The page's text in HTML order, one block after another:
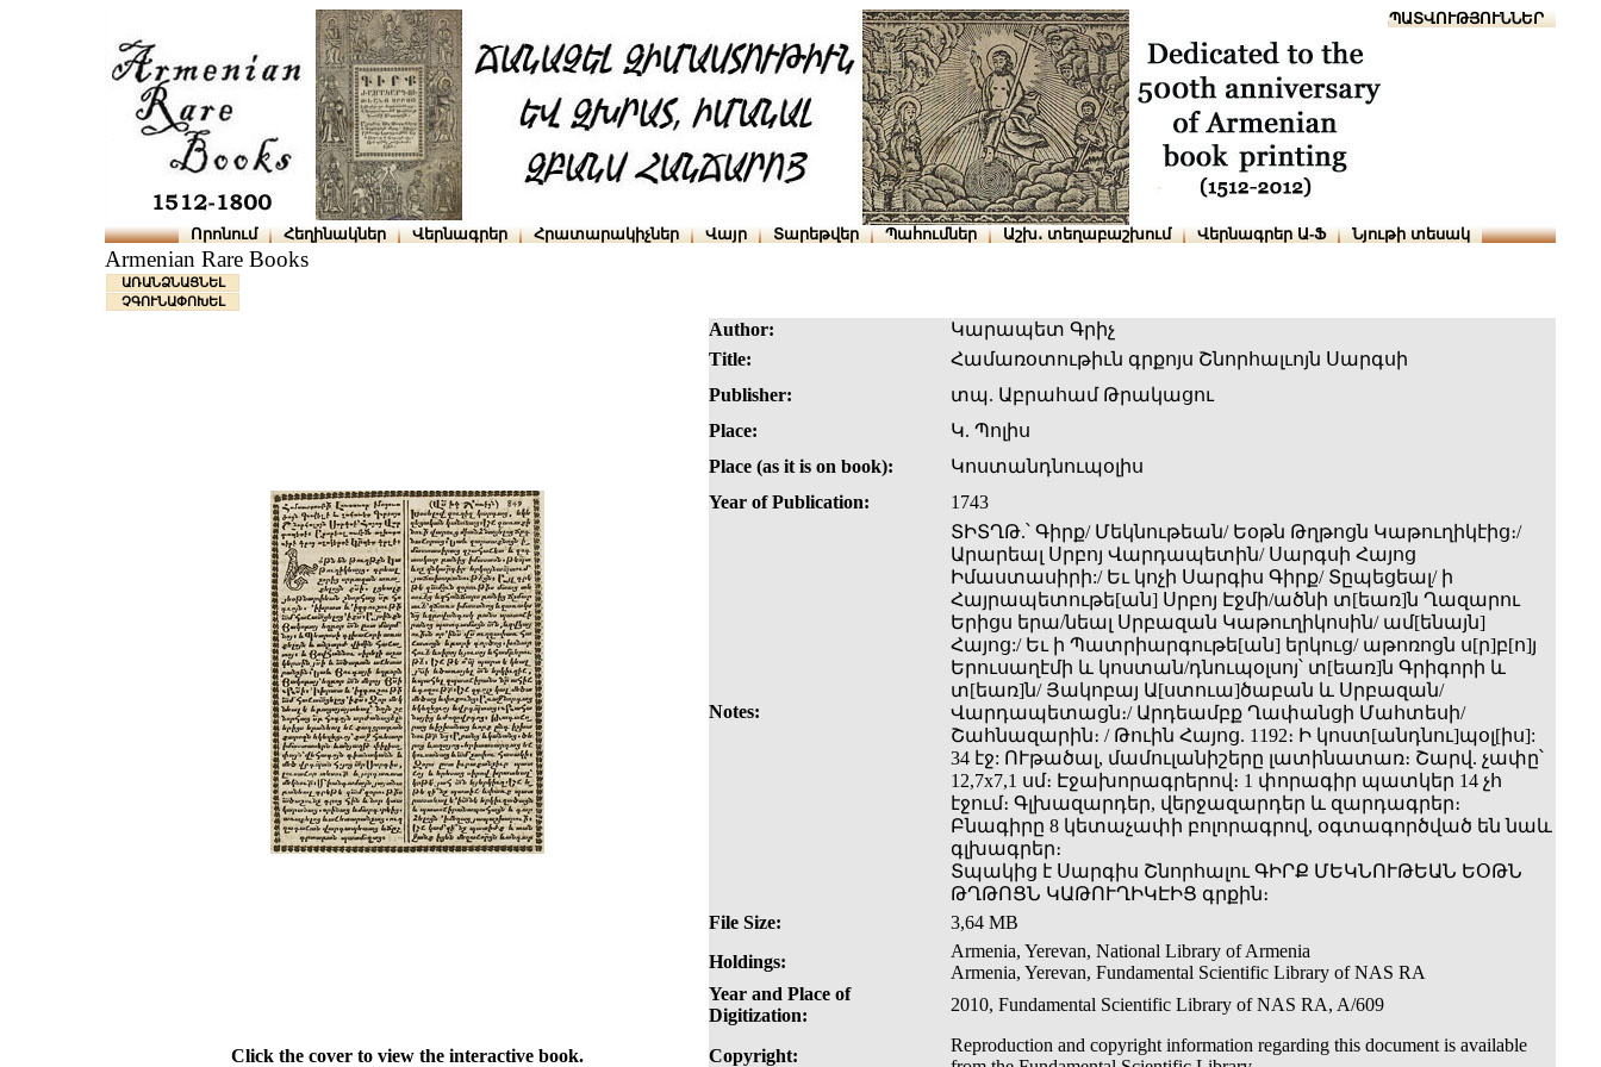
ՆԱԽԱՊԱՏՎՈՒԹՅՈՒՆՆԵՐ
Որոնում Հեղինակներ Վերնագրեր Հրատարակիչներ Վայր Տարեթվեր Պահումներ Աշխ․ տեղաբաշխում Վերնագրեր Ա-Ֆ Նյութի տեսակ
Armenian Rare Books
ԱՌԱՆՁՆԱՑՆԵԼ
ՉԳՈՒՆԱՓՈԽԵԼ
Author:
Կարապետ Գրիչ
Title:
Համառօտութիւն գրքոյս Շնորհալւոյն Սարգսի
Publisher:
տպ. Աբրահամ Թրակացու
Place:
Կ. Պոլիս
Place (as it is on book):
Կոստանդնուպօլիս
Year of Publication:
1743
Notes:
ՏԻՏՂԹ.՝ Գիրք/ Մեկնութեան/ Եօթն Թղթոցն Կաթուղիկէից։/
Արարեալ Սրբոյ Վարդապետին/ Սարգսի Հայոց
Իմաստասիրի:/ Եւ կոչի Սարգիս Գիրք/ Տըպեցեալ/ ի
Հայրապետութե[ան] Սրբոյ Էջմի/ածնի տ[եառ]ն Ղազարու
Երիցս երա/նեալ Սրբազան Կաթուղիկոսին/ ամ[ենայն]
Հայոց:/ Եւ ի Պատրիարգութե[ան] երկուց/ աթոռոցն ս[ր]բ[ո]յ
Երուսաղէմի և կոստան/դնուպօլսոյ՝ տ[եառ]ն Գրիգորի և
տ[եառ]ն/ Յակոբայ Ա[ստուա]ծաբան և Սրբազան/
Վարդապետացն։/ Արդեամբք Ղափանցի Մահտեսի/
Շահնազարին։ / Թուին Հայոց. 1192։ Ի կոստ[անդնու]պօլ[իս]:
34 էջ: ՈՒթածալ, մամուլանիշերը լատինատառ։ Շարվ. չափը՝
12,7x7,1 սմ։ Էջախորագրերով։ 1 փորագիր պատկեր 14 չհ
էջում։ Գլխազարդեր, վերջազարդեր և զարդագրեր։
Բնագիրը 8 կետաչափի բոլորագրով, օգտագործված են նաև
գլխագրեր։
Տպակից է Սարգիս Շնորհալու ԳԻՐՔ ՄԵԿՆՈՒԹԵԱՆ ԵՕԹՆ
ԹՂԹՈՑՆ ԿԱԹՈՒՂԻԿԷԻՑ գրքին։
File Size:
3,64 MB
Holdings:
Armenia, Yerevan, National Library of Armenia
Armenia, Yerevan, Fundamental Scientific Library of NAS RA
Year and Place of
Digitization:
2010, Fundamental Scientific Library of NAS RA, A/609
Click the cover to view the interactive book. Copyright:
Reproduction and copyright information regarding this document is available